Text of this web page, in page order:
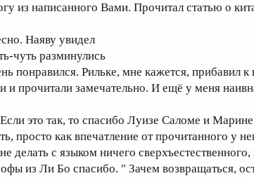
из написанного Вами. Прочитал статью о
Наяву увидел
чуть разминулись
понравился. Рильке, мне кажется, прибавил
прочитали замечательно. И ещё у меня
это так, то спасибо Луизе Саломе и
просто как впечатление от прочитанного у
делать с языком ничего сверхъестественного,
из Ли Бо спасибо. " Зачем возвращаться,